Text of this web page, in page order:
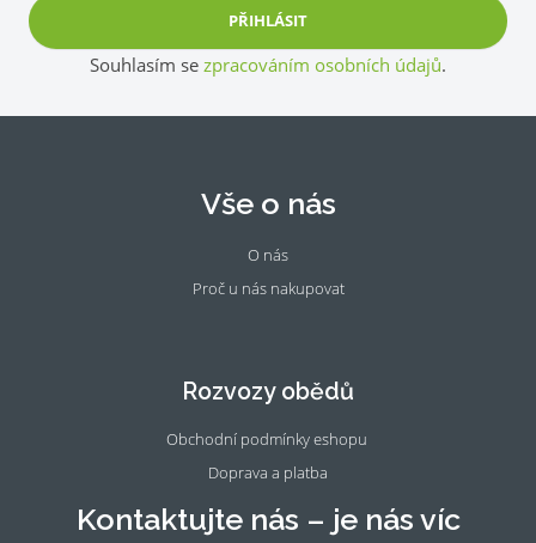
PŘIHLÁSIT
Souhlasím se zpracováním osobních údajů.
Vše o nás
O nás
Proč u nás nakupovat
k
m
Rozvozy obědů
Obchodní podmínky eshopu
Doprava a platba
Kontaktujte nás – je nás víc